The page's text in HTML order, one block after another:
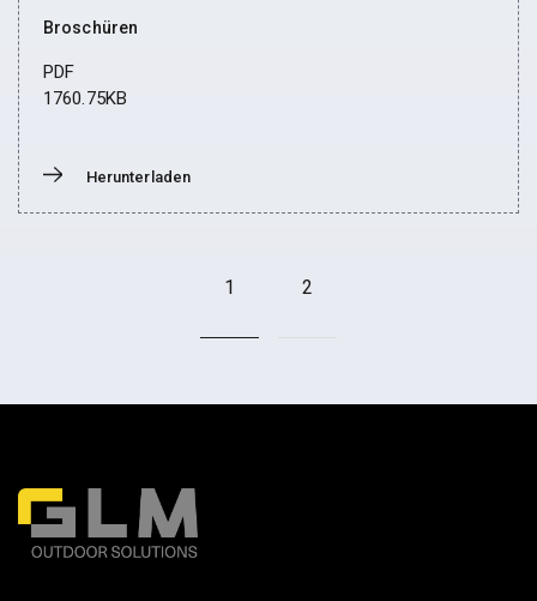
Broschüren
PDF
1760.75KB
Herunterladen
1 2